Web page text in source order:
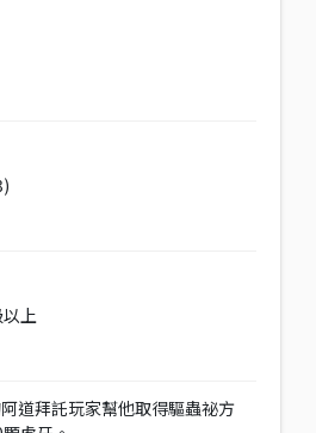
上
道拜託玩家幫他取得驅蟲祕方